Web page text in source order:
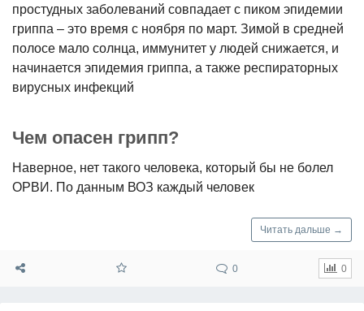
простудных заболеваний совпадает с пиком эпидемии
гриппа – это время с ноября по март. Зимой в средней
полосе мало солнца, иммунитет у людей снижается, и
начинается эпидемия гриппа, а также респираторных
вирусных инфекций
Чем опасен грипп?
Наверное, нет такого человека, который бы не болел
ОРВИ. По данным ВОЗ каждый человек
Читать дальше →
0 0